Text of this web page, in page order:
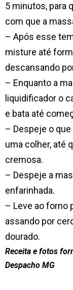
5 minutos, para
com que a
– Após esse
misture até
descansando
– Enquanto a
liquidificador o
e bata até
– Despeje o
uma colher, até
cremosa.
– Despeje a
enfarinhada.
– Leve ao forno
assando por
dourado.
Receita e fotos
Despacho MG